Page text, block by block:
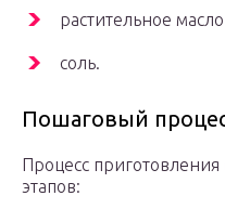
растительное
соль.
Пошаговый
Процесс
этапов: